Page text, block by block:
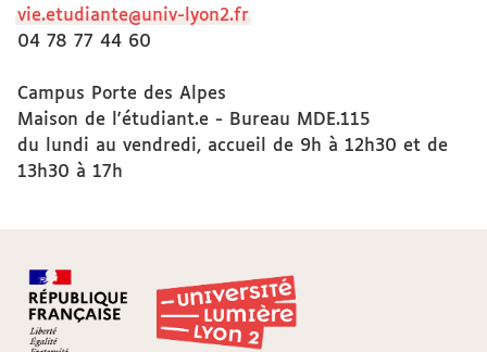
vie.etudiante@univ-lyon2.fr
04 78 77 44 60
Campus Porte des Alpes
Maison de l'étudiant.e - Bureau MDE.115
du lundi au vendredi, accueil de 9h à 12h30 et de
13h30 à 17h